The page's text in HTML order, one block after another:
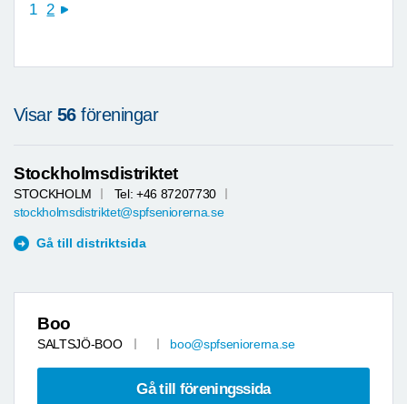
1 2 next
Visar 56föreningar
Stockholmsdistriktet
STOCKHOLM
Tel: +46 87207730
stockholmsdistriktet@spfseniorerna.se
Gå till distriktsida
Boo
SALTSJÖ-BOO boo@spfseniorerna.se
Gå till föreningssida